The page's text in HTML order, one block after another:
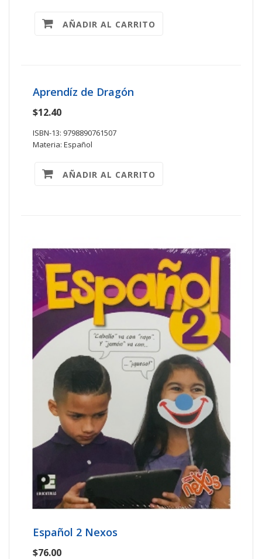
AÑADIR AL CARRITO
Aprendíz de Dragón
$12.40
ISBN-13: 9798890761507
Materia: Español
AÑADIR AL CARRITO
Español 2 Nexos
$76.00